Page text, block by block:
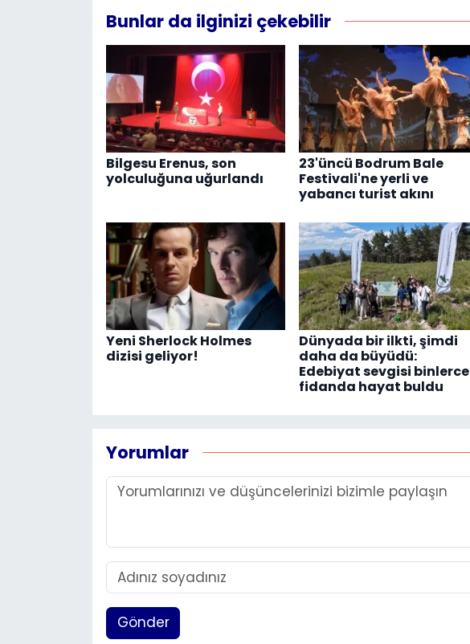
Bunlar da ilginizi çekebilir
Bilgesu Erenus, son
yolculuğuna uğurlandı
23'üncü Bodrum Bale
Festivali'ne yerli ve
yabancı turist akını
Yeni Sherlock Holmes
dizisi geliyor!
Dünyada bir ilkti, şimdi
daha da büyüdü:
Edebiyat sevgisi binlerce
fidanda hayat buldu
Yorumlar
Gönder